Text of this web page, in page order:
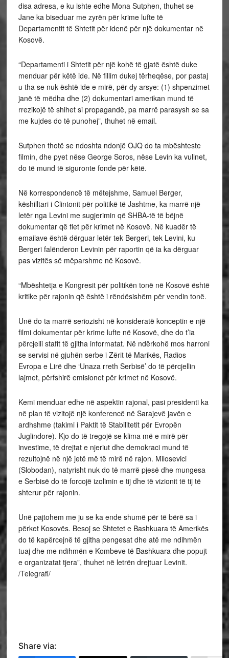
disa adresa, e ku ishte edhe Mona Sutphen, thuhet se
Jane ka biseduar me zyrën për krime lufte të
Departamentit të Shtetit për idenë për një dokumentar në
Kosovë.
“Departamenti i Shtetit për një kohë të gjatë është duke
menduar për këtë ide. Në fillim dukej tërheqëse, por pastaj
u tha se nuk është ide e mirë, për dy arsye: (1) shpenzimet
janë të mëdha dhe (2) dokumentari amerikan mund të
rrezikojë të shihet si propagandë, pa marrë parasysh se sa
me kujdes do të punohej”, thuhet në email.
Sutphen thotë se ndoshta ndonjë OJQ do ta mbështeste
filmin, dhe pyet nëse George Soros, nëse Levin ka vullnet,
do të mund të siguronte fonde për këtë.
Në korrespondencë të mëtejshme, Samuel Berger,
këshilltari i Clintonit për politikë të Jashtme, ka marrë një
letër nga Levini me sugjerimin që SHBA-të të bëjnë
dokumentar që flet për krimet në Kosovë. Në kuadër të
emailave është dërguar letër tek Bergeri, tek Levini, ku
Bergeri falënderon Levinin për raportin që ia ka dërguar
pas vizitës së mëparshme në Kosovë.
“Mbështetja e Kongresit për politikën tonë në Kosovë është
kritike për rajonin që është i rëndësishëm për vendin tonë.
Unë do ta marrë seriozisht në konsideratë konceptin e një
filmi dokumentar për krime lufte në Kosovë, dhe do t’ia
përcjelli stafit të gjitha informatat. Në ndërkohë mos harroni
se servisi në gjuhën serbe i Zërit të Marikës, Radios
Evropa e Lirë dhe ‘Unaza rreth Serbisë’ do të përcjellin
lajmet, përfshirë emisionet për krimet në Kosovë.
Kemi menduar edhe në aspektin rajonal, pasi presidenti ka
në plan të vizitojë një konferencë në Sarajevë javën e
ardhshme (takimi i Paktit të Stabilitetit për Evropën
Juglindore). Kjo do të tregojë se klima më e mirë për
investime, të drejtat e njeriut dhe demokraci mund të
rezultojnë në një jetë më të mirë në rajon. Milosevici
(Slobodan), natyrisht nuk do të marrë pjesë dhe mungesa
e Serbisë do të forcojë izolimin e tij dhe të vizionit të tij të
shterur për rajonin.
Unë pajtohem me ju se ka ende shumë për të bërë sa i
përket Kosovës. Besoj se Shtetet e Bashkuara të Amerikës
do të kapërcejnë të gjitha pengesat dhe atë me ndihmën
tuaj dhe me ndihmën e Kombeve të Bashkuara dhe popujt
e organizatat tjera”, thuhet në letrën drejtuar Levinit.
/Telegrafi/
Share via: